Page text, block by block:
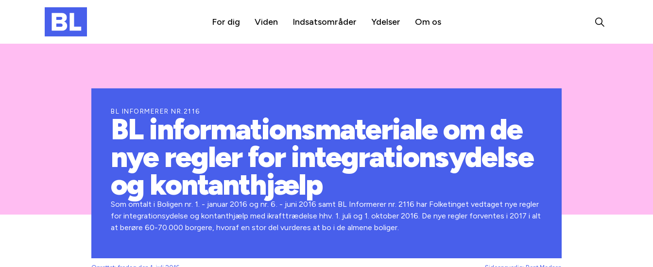
For dig Viden Indsatsområder Ydelser Om os
BL INFORMERER NR.2116
BL informationsmateriale om de
nye regler for integrationsydelse
og kontanthjælp
Som omtalt i Boligen nr. 1. - januar 2016 og nr. 6. - juni 2016 samt BL Informerer nr. 2116 har Folketinget vedtaget nye regler
for integrationsydelse og kontanthjælp med ikrafttrædelse hhv. 1. juli og 1. oktober 2016. De nye regler forventes i 2017 i alt
at berøre 60-70.000 borgere, hvoraf en stor del vurderes at bo i de almene boliger.